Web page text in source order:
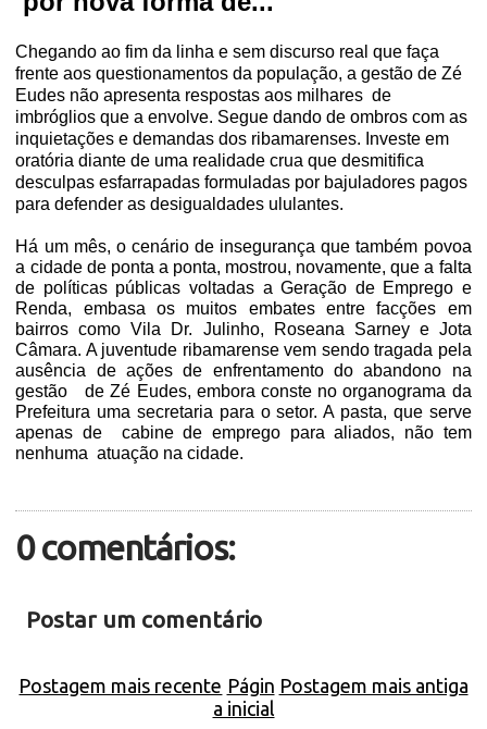
Chegando ao fim da linha e sem discurso real que faça
frente aos questionamentos da população, a gestão de Zé
Eudes não apresenta respostas aos milhares de
imbróglios que a envolve. Segue dando de ombros com as
inquietações e demandas dos ribamarenses. Investe em
oratória diante de uma realidade crua que desmitifica
desculpas esfarrapadas formuladas por bajuladores pagos
para defender as desigualdades ululantes.
Há um mês, o cenário de insegurança que também povoa
a cidade de ponta a ponta, mostrou, novamente, que a falta
de políticas públicas voltadas a Geração de Emprego e
Renda, embasa os muitos embates entre facções em
bairros como Vila Dr. Julinho, Roseana Sarney e Jota
Câmara. A juventude ribamarense vem sendo tragada pela
ausência de ações de enfrentamento do abandono na
gestão
de Zé Eudes, embora conste no organograma da
Prefeitura uma secretaria para o setor. A pasta, que serve
apenas de
cabine de emprego para aliados, não tem
nenhuma atuação na cidade.
0 comentários:
Postar um comentário
Postagem mais recente Postagem mais antiga
Págin
a inicial